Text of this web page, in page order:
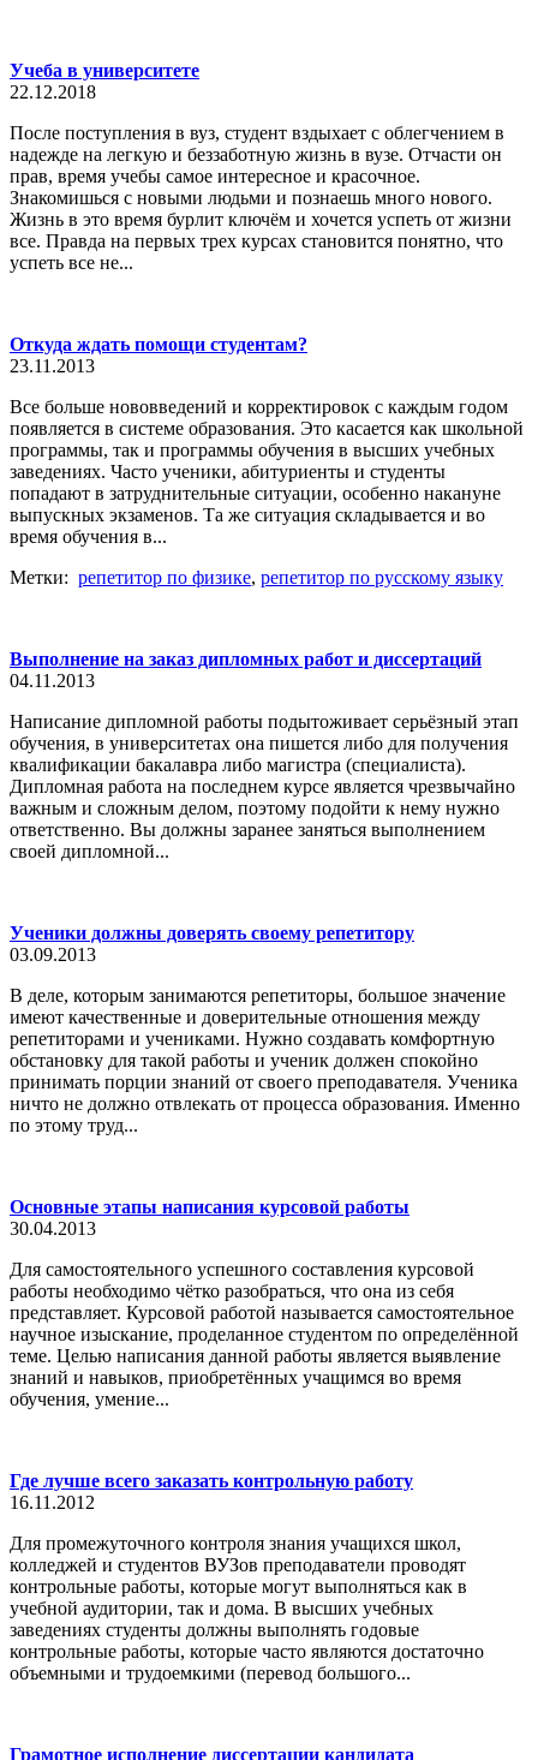
Учеба в университете
22.12.2018
После поступления в вуз, студент вздыхает с облегчением в
надежде на легкую и беззаботную жизнь в вузе. Отчасти он
прав, время учебы самое интересное и красочное.
Знакомишься с новыми людьми и познаешь много нового.
Жизнь в это время бурлит ключём и хочется успеть от жизни
все. Правда на первых трех курсах становится понятно, что
успеть все не...
Откуда ждать помощи студентам?
23.11.2013
Все больше нововведений и корректировок с каждым годом
появляется в системе образования. Это касается как школьной
программы, так и программы обучения в высших учебных
заведениях. Часто ученики, абитуриенты и студенты
попадают в затруднительные ситуации, особенно накануне
выпускных экзаменов. Та же ситуация складывается и во
время обучения в...
Метки: репетитор по физике, репетитор по русскому языку
Выполнение на заказ дипломных работ и диссертаций
04.11.2013
Написание дипломной работы подытоживает серьёзный этап
обучения, в университетах она пишется либо для получения
квалификации бакалавра либо магистра (специалиста).
Дипломная работа на последнем курсе является чрезвычайно
важным и сложным делом, поэтому подойти к нему нужно
ответственно. Вы должны заранее заняться выполнением
своей дипломной...
Ученики должны доверять своему репетитору
03.09.2013
В деле, которым занимаются репетиторы, большое значение
имеют качественные и доверительные отношения между
репетиторами и учениками. Нужно создавать комфортную
обстановку для такой работы и ученик должен спокойно
принимать порции знаний от своего преподавателя. Ученика
ничто не должно отвлекать от процесса образования. Именно
по этому труд...
Основные этапы написания курсовой работы
30.04.2013
Для самостоятельного успешного составления курсовой
работы необходимо чётко разобраться, что она из себя
представляет. Курсовой работой называется самостоятельное
научное изыскание, проделанное студентом по определённой
теме. Целью написания данной работы является выявление
знаний и навыков, приобретённых учащимся во время
обучения, умение...
Где лучше всего заказать контрольную работу
16.11.2012
Для промежуточного контроля знания учащихся школ,
колледжей и студентов ВУЗов преподаватели проводят
контрольные работы, которые могут выполняться как в
учебной аудитории, так и дома. В высших учебных
заведениях студенты должны выполнять годовые
контрольные работы, которые часто являются достаточно
объемными и трудоемкими (перевод большого...
Грамотное исполнение диссертации кандидата